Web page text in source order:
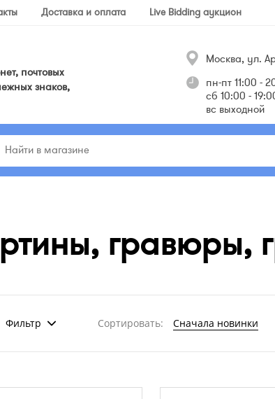
Доставка и оплата Live Bidding аукцион
почтовых
знаков,
Москва, ул.
пн-пт 11:00 -
сб 10:00 -
вс выходной
гравюры,
Фильтр Сортировать: Сначала новинки